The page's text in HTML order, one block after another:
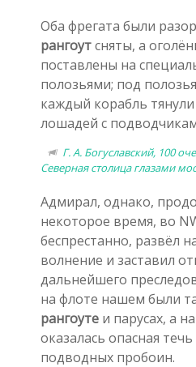
Оба фрегата были
рангоутсняты, а
поставлены на
полозьями; под
каждый корабль
лошадей с
Г. А. Богуславский, 100
Северная столица глазами
Адмирал, однако,
некоторое время, во
беспрестанно, развёл
волнение и заставил
дальнейшего
на флоте нашем были
рангоуте и парусах, а
оказалась опасная
подводных пробоин.